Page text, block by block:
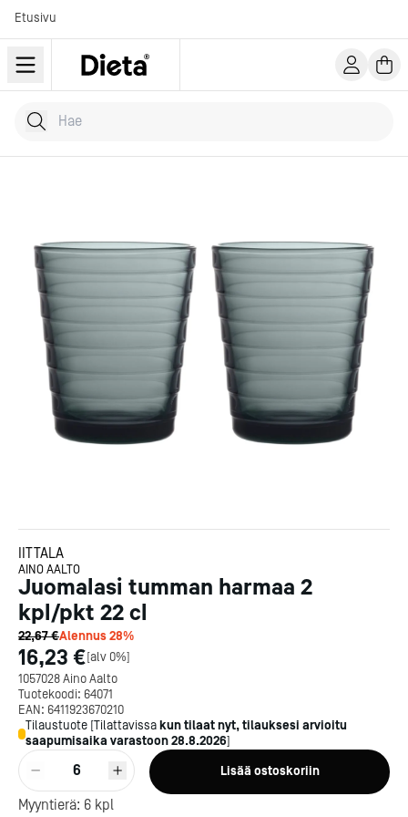
Etusivu
Hae tuotteita
Kirjoita hakusana...
IITTALA
AINO AALTO
Juomalasi tumman harmaa 2
kpl/pkt 22 cl
22,67 €Alennus28%
16,23 €[alv 0%]
1057028 Aino Aalto
Tuotekoodi: 64071
EAN: 6411923670210
Tilaustuote [Tilattavissa kun tilaat nyt, tilauksesi arvioitu
saapumisaika varastoon28.8.2026]
6 Lisää ostoskoriin
Myyntierä: 6 kpl
Kotipizza on vuonna 1987
perustettu yritys, jolla on yli
300 ravintolaa eri puolella
Suomea. Dieta on tehnyt